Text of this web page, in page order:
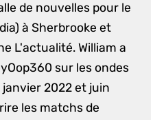
de nouvelles pour le
à Sherbrooke et
L'actualité. William a
sur les ondes
2022 et juin
les matchs de